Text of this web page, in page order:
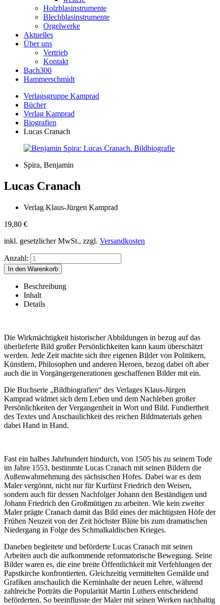
Holzblasinstrumente
Blechblasinstrumente
Orgelwerke
Aktuelles
Über uns
Vertrieb
Kontakt
Bach300
Hammerschmidt
Verlagsgruppe Kamprad
Bücher
Verlag Kamprad
Biografien
Lucas Cranach
Spira, Benjamin
Lucas Cranach
Verlag Klaus-Jürgen Kamprad
19,80 €
inkl. gesetzlicher MwSt., zzgl. Versandkosten
Anzahl:
Beschreibung
Inhalt
Details
Die Wirkmächtigkeit historischer Abbildungen in bezug auf das
überlieferte Bild großer Persönlichkeiten kann kaum überschätzt
werden. Jede Zeit machte sich ihre eigenen Bilder von Politikern,
Künstlern, Philosophen und anderen Heroen, bezog dabei oft aber
auch die in Vorgängergenerationen geschaffenen Bilder mit ein.
Die Buchserie „Bildbiografien“ des Verlages Klaus-Jürgen
Kamprad widmet sich dem Leben und dem Nachleben großer
Persönlichkeiten der Vergangenheit in Wort und Bild. Fundiertheit
des Textes und Anschaulichkeit des reichen Bildmaterials gehen
dabei Hand in Hand.
Fast ein halbes Jahrhundert hindurch, von 1505 bis zu seinem Tode
im Jahre 1553, bestimmte Lucas Cranach mit seinen Bildern die
Außenwahrnehmung des sächsischen Hofes. Dabei war es dem
Maler vergönnt, nicht nur für Kurfürst Friedrich den Weisen,
sondern auch für dessen Nachfolger Johann den Beständigen und
Johann Friedrich den Großmütigen zu arbeiten. Wie kein zweiter
Maler prägte Cranach damit das Bild eines der mächtigsten Höfe der
Frühen Neuzeit von der Zeit höchster Blüte bis zum dramatischen
Niedergang in Folge des Schmalkaldischen Krieges.
Daneben begleitete und beförderte Lucas Cranach mit seinen
Arbeiten auch die aufkommende reformatorische Bewegung. Seine
Bilder waren es, die eine breite Öffentlichkeit mit Verfehlungen der
Papstkirche konfrontierten. Gleichzeitig vermittelten Gemälde und
Grafiken anschaulich die Kerninhalte der neuen Lehre, während
zahlreiche Porträts die Popularität Martin Luthers entscheidend
beförderten. So beeinflusste der Maler mit seinen Werken nachhaltig